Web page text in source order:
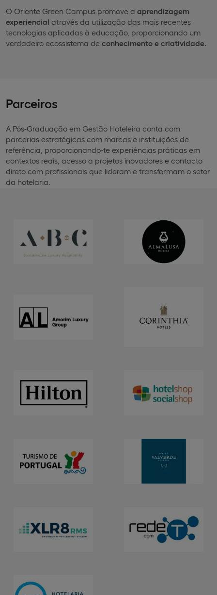
O Oriente Green Campus promove a aprendizagem
experiencial através da utilização das mais recentes
tecnologias aplicadas à educação, proporcionando um
verdadeiro ecossistema de conhecimento e criatividade.
Parceiros
A Pós-Graduação em Gestão Hoteleira conta com
parcerias estratégicas com marcas e instituições de
referência, proporcionando-te experiências práticas em
contextos reais, acesso a projetos inovadores e contacto
direto com profissionais que lideram e transformam o setor
da hotelaria.